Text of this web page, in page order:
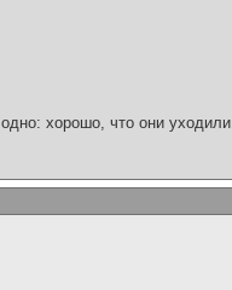
хорошо, что они уходили.